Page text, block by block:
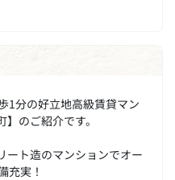
1分の好立地高級賃貸マン
のご紹介です。
ート造のマンションでオー
充実！